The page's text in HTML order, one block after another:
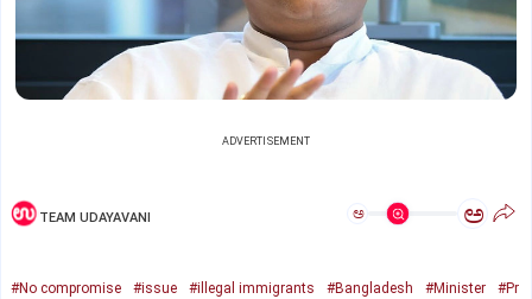
ADVERTISEMENT
TEAM UDAYAVANI ಅ ಅ
#No compromise #issue #illegal immigrants #Bangladesh #Minister
#Pr